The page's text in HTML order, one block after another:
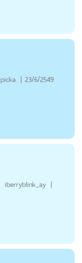
picka | 23/6/2549
iberryblink_ay |